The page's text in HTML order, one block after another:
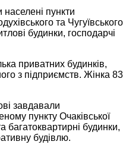
населені пункти
та Чугуївського
будинки, господарчі
приватних будинків,
з підприємств. Жінка 83
завдавали
пункту Очаківської
будинки,
будівлю.